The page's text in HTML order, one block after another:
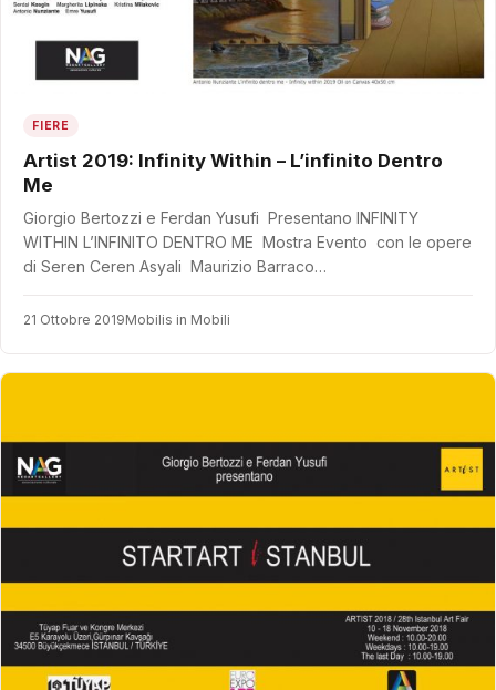
FIERE
Artist 2019: Infinity Within – L’infinito Dentro
Me
Giorgio Bertozzi e Ferdan Yusufi Presentano INFINITY
WITHIN L’INFINITO DENTRO ME Mostra Evento con le opere
di Seren Ceren Asyali Maurizio Barraco…
21 Ottobre 2019Mobilis in Mobili